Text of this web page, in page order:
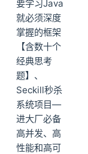
要学习Java
就必须深度
掌握的框架
【含数十个
经典思考
题】、
Seckill秒杀
系统项目—
进大厂必备
高并发、高
性能和高可